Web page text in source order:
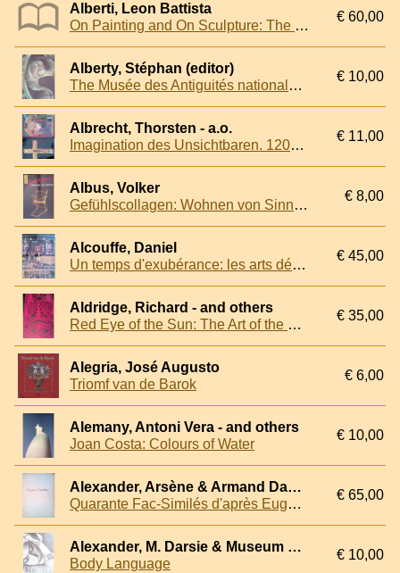
Alberti, Leon Battista
On Painting and On Sculpture: The Latin Texts of De Pictura and De Statua
€ 60,00
Alberty, Stéphan (editor)
The Musée des Antiguités nationales: Saint-Germain-en-Laye
€ 10,00
Albrecht, Thorsten - a.o.
Imagination des Unsichtbaren. 1200 Jahre Bildende Kunst im Bistum Münster (2 volumes)
€ 11,00
Albus, Volker
Gefühlscollagen: Wohnen von Sinnen
€ 8,00
Alcouffe, Daniel
Un temps d'exubérance: les arts décoratifs sous Louis XIII et Anne d'Autriche
€ 45,00
Aldridge, Richard - and others
Red Eye of the Sun: The Art of the Papuan Gulf
€ 35,00
Alegria, José Augusto
Triomf van de Barok
€ 6,00
Alemany, Antoni Vera - and others
Joan Costa: Colours of Water
€ 10,00
Alexander, Arsène & Armand Dayot & Jean Dolent - and others
Quarante Fac-Similés d'après Eugène Carrière gravés pour la vente de l'atelier du maître
€ 65,00
Alexander, M. Darsie & Museum of Modern Art
Body Language
€ 10,00